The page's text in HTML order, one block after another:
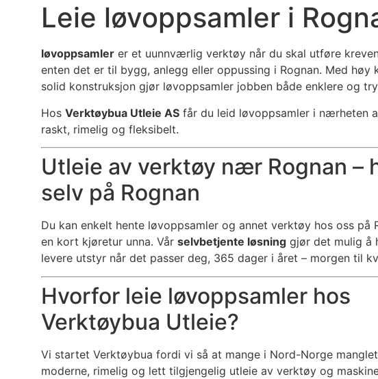
Leie løvoppsamler i
løvoppsamler er et uunnværlig verktøy når du skal utføre
enten det er til bygg, anlegg eller oppussing i Rognan. Med høy
solid konstruksjon gjør løvoppsamler jobben både enklere og
Hos Verktøybua Utleie AS får du leid løvoppsamler i nærheten
raskt, rimelig og fleksibelt.
Utleie av verktøy nær Rognan –
selv på Rognan
Du kan enkelt hente løvoppsamler og annet verktøy hos oss på
en kort kjøretur unna. Vår selvbetjente løsning gjør det mulig å
levere utstyr når det passer deg, 365 dager i året – morgen til
Hvorfor leie løvoppsamler hos
Verktøybua Utleie?
Vi startet Verktøybua fordi vi så at mange i Nord-Norge
moderne, rimelig og lett tilgjengelig utleie av verktøy og